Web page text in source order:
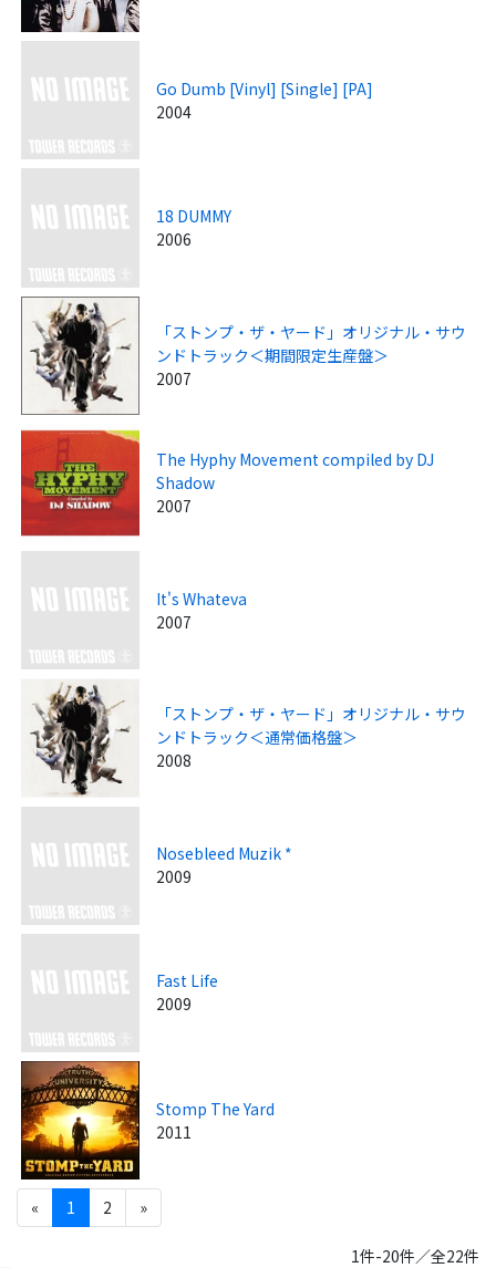
Go Dumb [Vinyl] [Single] [PA]
2004
18 DUMMY
2006
「ストンプ・ザ・ヤード」オリジナル・サウ
ンドトラック＜期間限定生産盤＞
2007
The Hyphy Movement compiled by DJ
Shadow
2007
It's Whateva
2007
「ストンプ・ザ・ヤード」オリジナル・サウ
ンドトラック＜通常価格盤＞
2008
Nosebleed Muzik *
2009
Fast Life
2009
Stomp The Yard
2011
« 1 2 »
1件-20件／全22件